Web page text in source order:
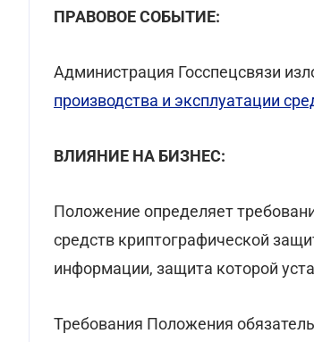
ПРАВОВОЕ СОБЫТИЕ:
Администрация Госспецсвязи
производства и эксплуатации
ВЛИЯНИЕ НА БИЗНЕС:
Положение определяет
средств криптографической
информации, защита которой
Требования Положения